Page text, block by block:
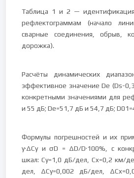
Таблица 1 и 2 —
рефлектограммам (начало
сварные соединения, обрыв,
дорожка).
Расчёты динамических
эффективное значение De (Ds-
конкретными значениями для
и 55 дБ; De=51,7 дБ и 54,7 дБ;
Формулы погрешностей и их
y·ΔCу и σD = ΔD/D·100%, с
шкал: Cу=1,0 дБ/дел, Cx=0,2 км/
дел, ΔCу=0,002 дБ/дел,